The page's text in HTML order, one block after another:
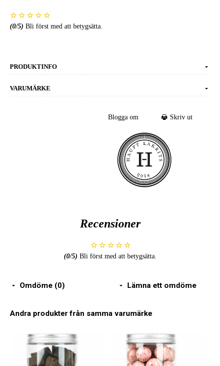
(0/5) Bli först med att betygsätta.
PRODUKTINFO
VARUMÄRKE
Blogga om Skriv ut
Recensioner
(0/5) Bli först med att betygsätta.
Omdöme (0) Lämna ett omdöme
Andra produkter från samma varumärke